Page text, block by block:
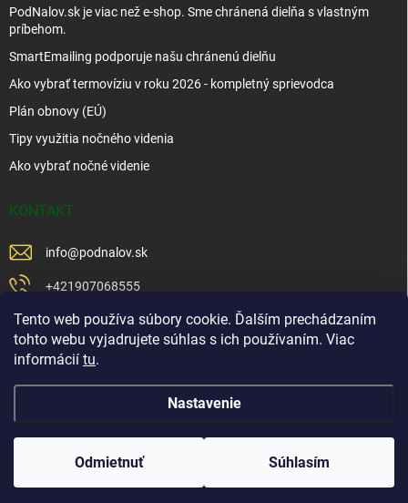
Tento web používa súbory cookie. Ďalším prechádzaním
tohto webu vyjadrujete súhlas s ich používaním. Viac
informácií tu.
Nastavenie
Odmietnuť Súhlasím
PodNalov.sk je viac než e-shop. Sme chránená dielňa s vlastným
príbehom.
SmartEmailing podporuje našu chránenú dielňu
Ako vybrať termovíziu v roku 2026 - kompletný sprievodca
Plán obnovy (EÚ)
Tipy využitia nočného videnia
Ako vybrať nočné videnie
KONTAKT
info@podnalov.sk
+421907068555
+421902479599
https://www.facebook.com/www.podnalov.sk
podnalov
Vytvoril Shoptet
Copyright 2026 . Všetky práva vyhradené.